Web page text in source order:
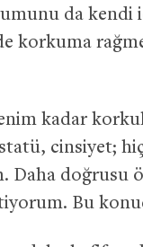
da
korkuma
kadar
cinsiyet;
Daha doğrusu
Bu